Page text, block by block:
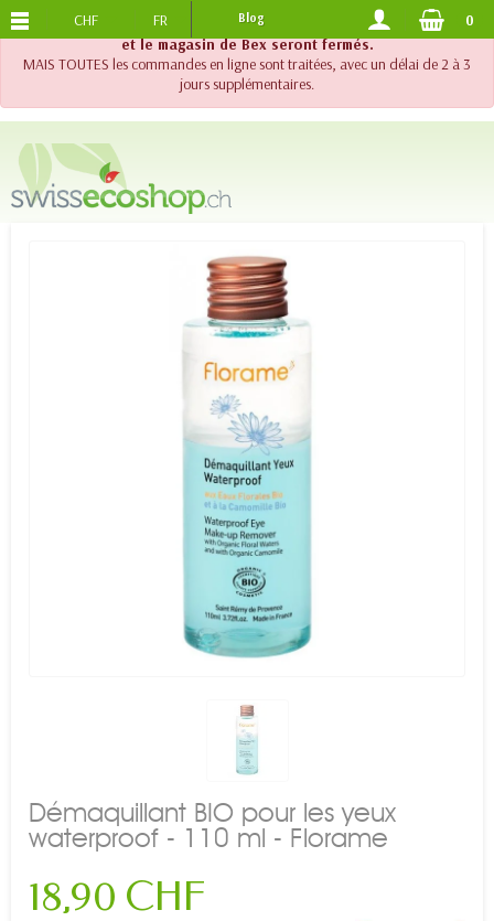
!! Important !! Jusqu'au 20 août 2026, le support téléphonique
et le magasin de Bex seront fermés.
MAIS TOUTES les commandes en ligne sont traitées, avec un délai de 2 à 3
jours supplémentaires.
PORTS OFFERTS DES 120.-
CHF FR Blog 0
Démaquillant BIO pour les yeux
waterproof - 110 ml - Florame
18,90 CHF